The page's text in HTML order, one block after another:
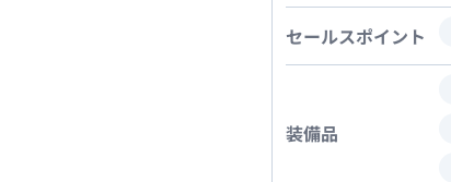
セールスポイント
装備品